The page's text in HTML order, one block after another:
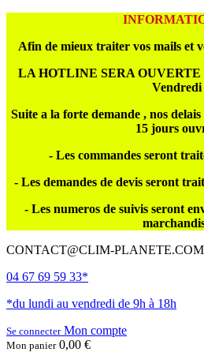
Afin de mieux traiter vos mails et
LA HOTLINE SERA OUVERTE
Vendredi
Suite a la forte demande , nos
15 jours
- Les commandes seront
- Les demandes de devis seront
- Les numeros de suivis seront
CONTACT@CLIM-PLANETE.COM
04 67 69 59 33*
*du lundi au vendredi de 9h à 18h
Se connecterMon compte
Mon panier 0,00 €